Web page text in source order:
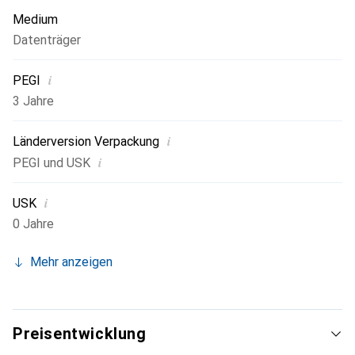
Medium
Datenträger
PEGI i
3 Jahre
Länderversion Verpackung i
PEGI und USK i
USK i
0 Jahre
Mehr anzeigen
Preisentwicklung